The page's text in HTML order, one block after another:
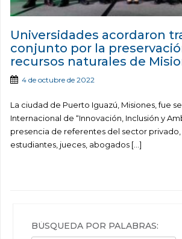
Universidades acordaron
conjunto por la
recursos naturales de
4 de octubre de 2022
La ciudad de Puerto Iguazú, Misiones, fue
Internacional de “Innovación, Inclusión y
presencia de referentes del sector
estudiantes, jueces, abogados […]
BÚSQUEDA POR PALABRAS: